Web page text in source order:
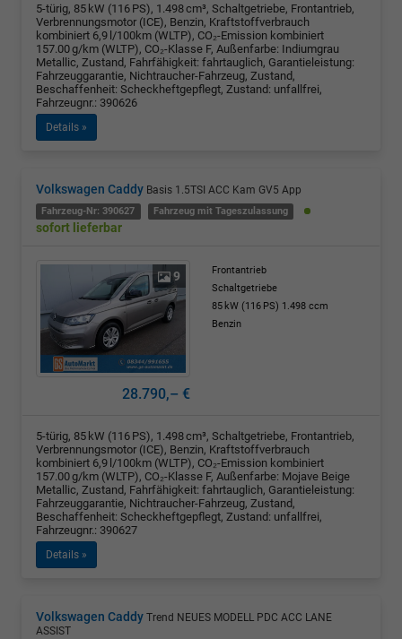
5-türig, 85 kW (116 PS), 1.498 cm³, Schaltgetriebe, Frontantrieb,
Verbrennungsmotor (ICE), Benzin, Kraftstoffverbrauch
kombiniert 6,9 l/100km (WLTP), CO₂-Emission kombiniert
157.00 g/km (WLTP), CO₂-Klasse F, Außenfarbe: Indiumgrau
Metallic, Zustand, Fahrfähigkeit: fahrtauglich, Garantieleistung:
Fahrzeuggarantie, Nichtraucher-Fahrzeug, Zustand,
Beschaffenheit: Scheckheftgepflegt, Zustand: unfallfrei,
Fahrzeugnr.: 390626
Details »
Volkswagen Caddy Basis 1.5TSI ACC Kam GV5 App
Fahrzeug-Nr: 390627 Fahrzeug mit Tageszulassung
sofort lieferbar
9
Frontantrieb
Schaltgetriebe
85 kW (116 PS) 1.498 ccm
Benzin
28.790,– €
5-türig, 85 kW (116 PS), 1.498 cm³, Schaltgetriebe, Frontantrieb,
Verbrennungsmotor (ICE), Benzin, Kraftstoffverbrauch
kombiniert 6,9 l/100km (WLTP), CO₂-Emission kombiniert
157.00 g/km (WLTP), CO₂-Klasse F, Außenfarbe: Mojave Beige
Metallic, Zustand, Fahrfähigkeit: fahrtauglich, Garantieleistung:
Fahrzeuggarantie, Nichtraucher-Fahrzeug, Zustand,
Beschaffenheit: Scheckheftgepflegt, Zustand: unfallfrei,
Fahrzeugnr.: 390627
Details »
Volkswagen Caddy Trend NEUES MODELL PDC ACC LANE
ASSIST